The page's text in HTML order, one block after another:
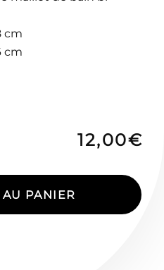
cm
cm
12,00€
PANIER